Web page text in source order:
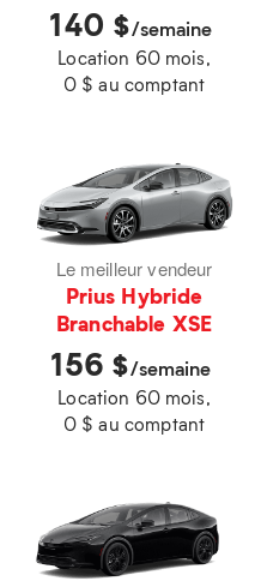
140 $/semaine
Location 60 mois,
0 $ au comptant
Le meilleur vendeur
Prius Hybride
Branchable XSE
156 $/semaine
Location 60 mois,
0 $ au comptant